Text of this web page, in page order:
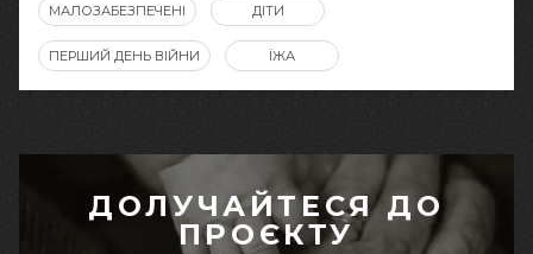
МАЛОЗАБЕЗПЕЧЕНІ ДІТИ
ПЕРШИЙ ДЕНЬ ВІЙНИ ЇЖА
ДОЛУЧАЙТЕСЯ ДО
ПРОЄКТУ